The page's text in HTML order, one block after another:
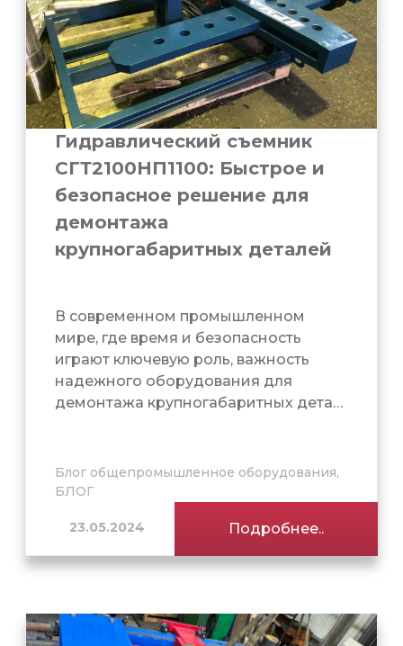
Гидравлический съемник
СГТ2100НП1100: Быстрое и
безопасное решение для
демонтажа
крупногабаритных деталей
В современном промышленном
мире, где время и безопасность
играют ключевую роль, важность
надежного оборудования для
демонтажа крупногабаритных дета…
Блог общепромышленное оборудования,
БЛОГ
23.05.2024 Подробнее..